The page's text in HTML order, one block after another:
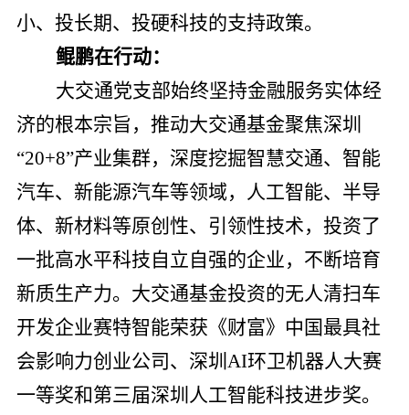
小、投长期、投硬科技的支持政策。
鲲鹏在行动：
大交通党支部始终坚持金融服务实体经
济的根本宗旨，推动大交通基金聚焦深圳
“20+8”产业集群，深度挖掘智慧交通、智能
汽车、新能源汽车等领域，人工智能、半导
体、新材料等原创性、引领性技术，投资了
一批高水平科技自立自强的企业，不断培育
新质生产力。大交通基金投资的无人清扫车
开发企业赛特智能荣获《财富》中国最具社
会影响力创业公司、深圳AI环卫机器人大赛
一等奖和第三届深圳人工智能科技进步奖。